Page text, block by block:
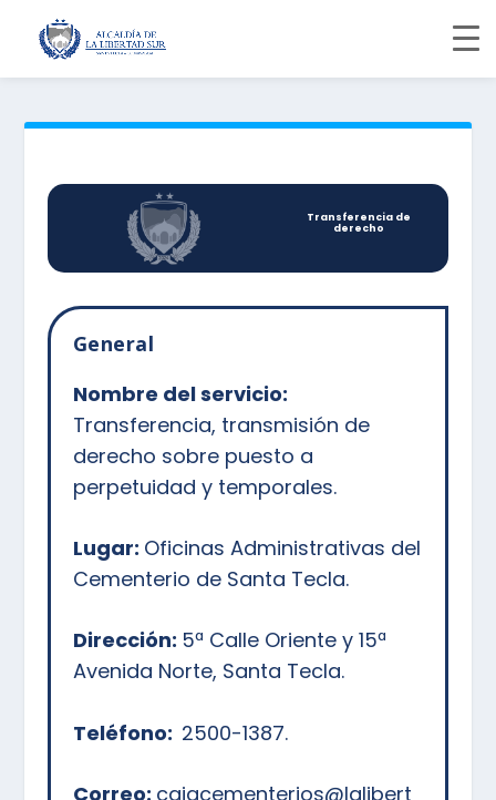
Transferencia de
derecho
General
Nombre del servicio:
Transferencia, transmisión de
derecho sobre puesto a
perpetuidad y temporales.
Lugar: Oficinas Administrativas del
Cementerio de Santa Tecla.
Dirección: 5ª Calle Oriente y 15ª
Avenida Norte, Santa Tecla.
Teléfono: 2500-1387.
Correo: cajacementerios@lalibert